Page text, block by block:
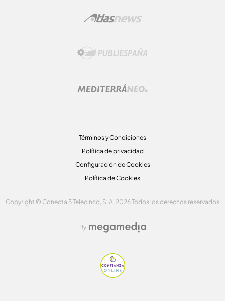
Términos y Condiciones
Política de privacidad
Configuración de Cookies
Política de Cookies
Copyright © Conecta 5 Telecinco, S. A. 2026 Todos los derechos reservados
By